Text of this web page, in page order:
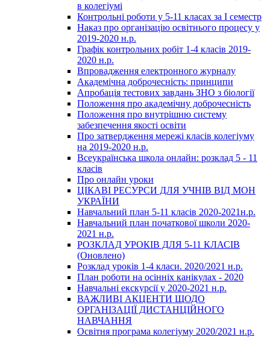
в колегіумі
Контрольні роботи у 5-11 класах за І семестр
Наказ про організацію освітнього процесу у
2019-2020 н.р.
Графік контрольних робіт 1-4 класів 2019-
2020 н.р.
Впровадження електронного журналу
Академічна доброчесність: принципи
Апробація тестових завдань ЗНО з біології
Положення про академічну доброчесність
Положення про внутрішню систему
забезпечення якості освіти
Про затвердження мережі класів колегіуму
на 2019-2020 н.р.
Всеукраїнська школа онлайн: розклад 5 - 11
класів
Про онлайн уроки
ЦІКАВІ РЕСУРСИ ДЛЯ УЧНІВ ВІД МОН
УКРАЇНИ
Навчальний план 5-11 класів 2020-2021н.р.
Навчальний план початкової школи 2020-
2021 н.р.
РОЗКЛАД УРОКІВ ДЛЯ 5-11 КЛАСІВ
(Оновлено)
Розклад уроків 1-4 класи. 2020/2021 н.р.
План роботи на осінніх канікулах - 2020
Навчальні екскурсії у 2020-2021 н.р.
ВАЖЛИВІ АКЦЕНТИ ЩОДО
ОРГАНІЗАЦІЇ ДИСТАНЦІЙНОГО
НАВЧАННЯ
Освітня програма колегіуму 2020/2021 н.р.